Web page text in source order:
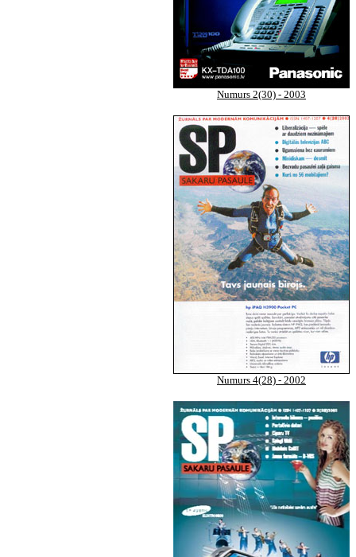
Numurs 2(30) - 2003
Numurs 4(28) - 2002